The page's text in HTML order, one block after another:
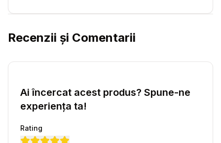
Recenzii și Comentarii
Ai încercat acest produs? Spune-ne
experiența ta!
Rating